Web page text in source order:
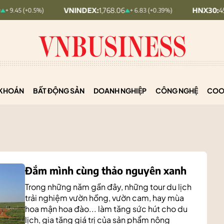
VNINDEX: 1,768.06 + 6.83 (+0.39%) HNX30: 455.12 +
BẤT ĐỘNG SẢN DOANH NGHIỆP CÔNG NGHỆ
Đắm mình cùng thảo nguyên xanh
Trong những năm gần đây, những tour du lịch
trải nghiệm vườn hồng, vườn cam, hay mùa
hoa mận hoa đào... làm tăng sức hút cho du
lịch, gia tăng giá trị của sản phẩm nông